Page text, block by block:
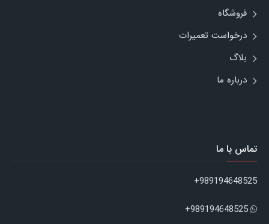
فروشگاه
درخواست تعمیرات
بلاگ
درباره ما
تماس با ما
989194648525+
989194648525+